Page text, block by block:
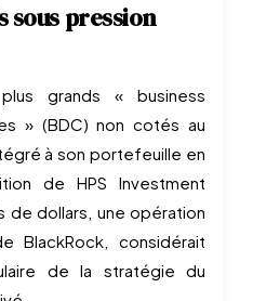
sous pression
grands « business
» (BDC) non cotés au
à son portefeuille en
de HPS Investment
de dollars, une opération
BlackRock, considérait
de la stratégie du